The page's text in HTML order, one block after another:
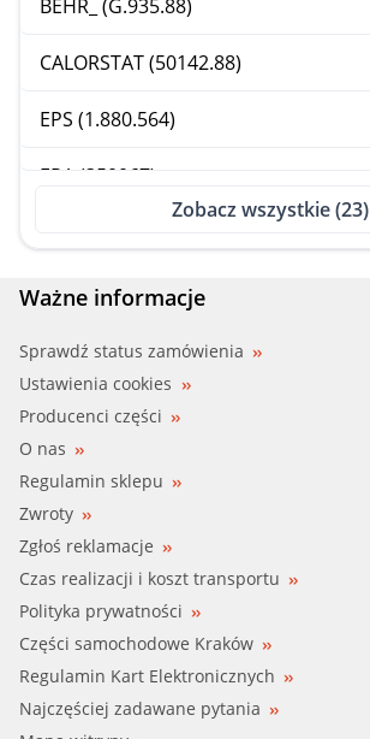
BEHR_ (G.935.88)
CALORSTAT (50142.88)
EPS (1.880.564)
ERA (350067)
FAE (5347588)
FIRST LINE (FTS533.88)
GATES (TH27888G1)
HELLA (8MT 354 775-971)
HOFFER (8192482)
ITAL2 (60676066)
ITAL2 (0060676066)
Zobacz wszystkie (23)
Ważne informacje
Sprawdź status zamówienia
Ustawienia cookies
Producenci części
O nas
Regulamin sklepu
Zwroty
Zgłoś reklamacje
Czas realizacji i koszt transportu
Polityka prywatności
Części samochodowe Kraków
Regulamin Kart Elektronicznych
Najczęściej zadawane pytania